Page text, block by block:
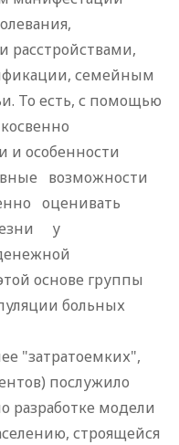
семейным
То есть, с помощью
и особенности
возможности
оценивать
у
основе группы
больных
"затратоемких",
послужило
разработке модели
строящейся